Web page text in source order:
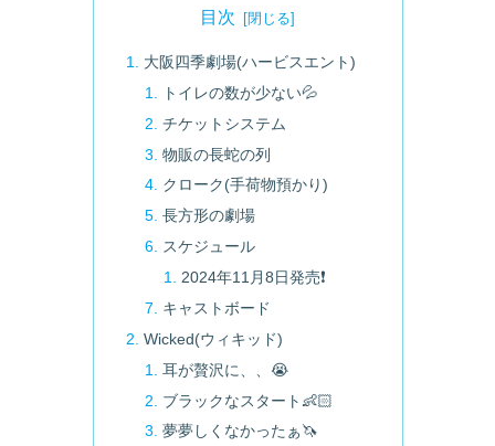
目次
大阪四季劇場(ハービスエント)
トイレの数が少ない💦
チケットシステム
物販の長蛇の列
クローク(手荷物預かり)
長方形の劇場
スケジュール
2024年11月8日発売❗
キャストボード
Wicked(ウィキッド)
耳が贅沢に、、😭
ブラックなスタート👶🏻‪‪
夢夢しくなかったぁ🦄